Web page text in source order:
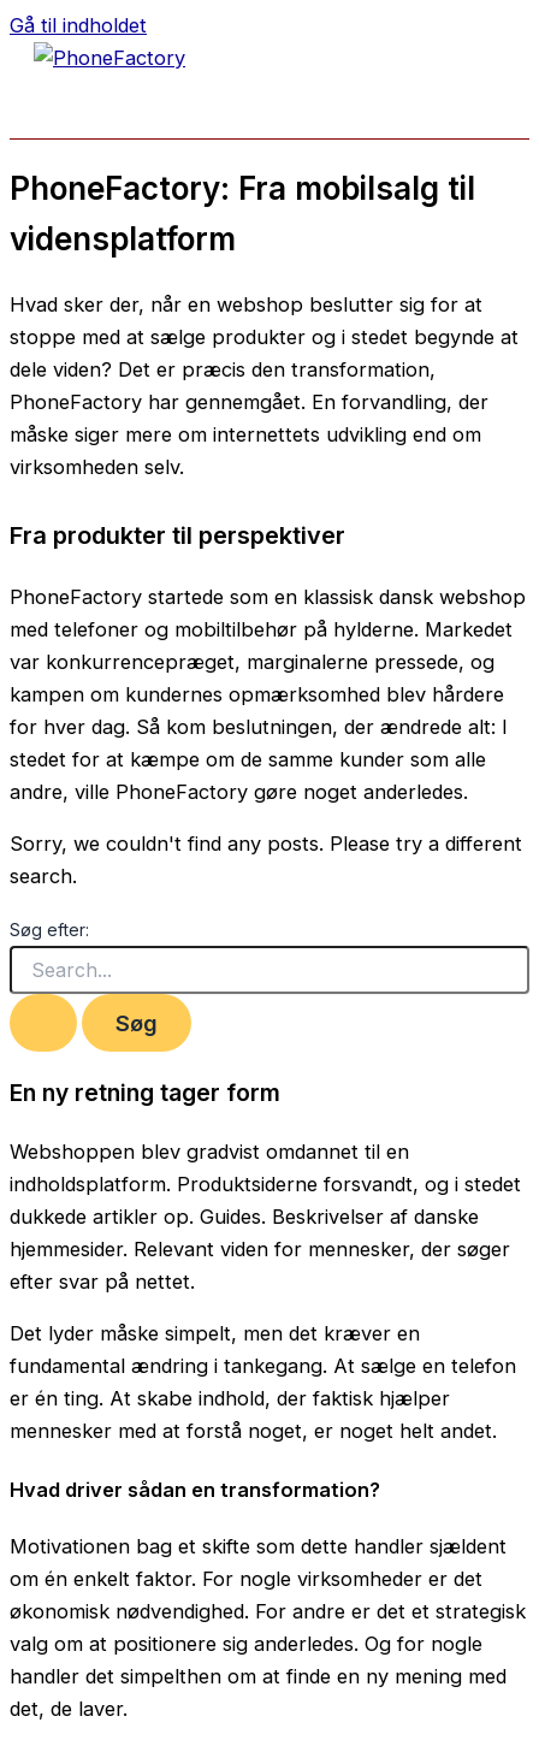
Gå til indholdet
PhoneFactory: Fra mobilsalg til
vidensplatform
Hvad sker der, når en webshop beslutter sig for at
stoppe med at sælge produkter og i stedet begynde at
dele viden? Det er præcis den transformation,
PhoneFactory har gennemgået. En forvandling, der
måske siger mere om internettets udvikling end om
virksomheden selv.
Fra produkter til perspektiver
PhoneFactory startede som en klassisk dansk webshop
med telefoner og mobiltilbehør på hylderne. Markedet
var konkurrencepræget, marginalerne pressede, og
kampen om kundernes opmærksomhed blev hårdere
for hver dag. Så kom beslutningen, der ændrede alt: I
stedet for at kæmpe om de samme kunder som alle
andre, ville PhoneFactory gøre noget anderledes.
Sorry, we couldn't find any posts. Please try a different
search.
Søg efter:
En ny retning tager form
Webshoppen blev gradvist omdannet til en
indholdsplatform. Produktsiderne forsvandt, og i stedet
dukkede artikler op. Guides. Beskrivelser af danske
hjemmesider. Relevant viden for mennesker, der søger
efter svar på nettet.
Det lyder måske simpelt, men det kræver en
fundamental ændring i tankegang. At sælge en telefon
er én ting. At skabe indhold, der faktisk hjælper
mennesker med at forstå noget, er noget helt andet.
Hvad driver sådan en transformation?
Motivationen bag et skifte som dette handler sjældent
om én enkelt faktor. For nogle virksomheder er det
økonomisk nødvendighed. For andre er det et strategisk
valg om at positionere sig anderledes. Og for nogle
handler det simpelthen om at finde en ny mening med
det, de laver.